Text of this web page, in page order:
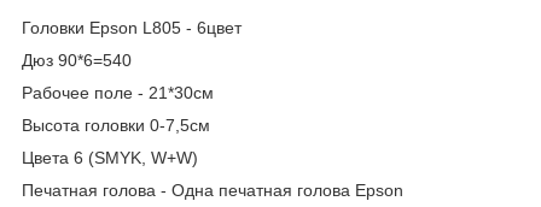
Головки Epson L805 - 6цвет
Дюз 90*6=540
Рабочее поле - 21*30см
Высота головки 0-7,5см
Цвета 6 (SMYK, W+W)
Печатная голова - Одна печатная голова Epson